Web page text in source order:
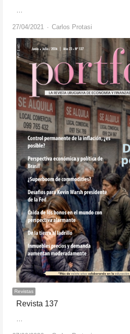
…
27/04/2021 Author
Carlos Protasi
Revistas
Revista 137